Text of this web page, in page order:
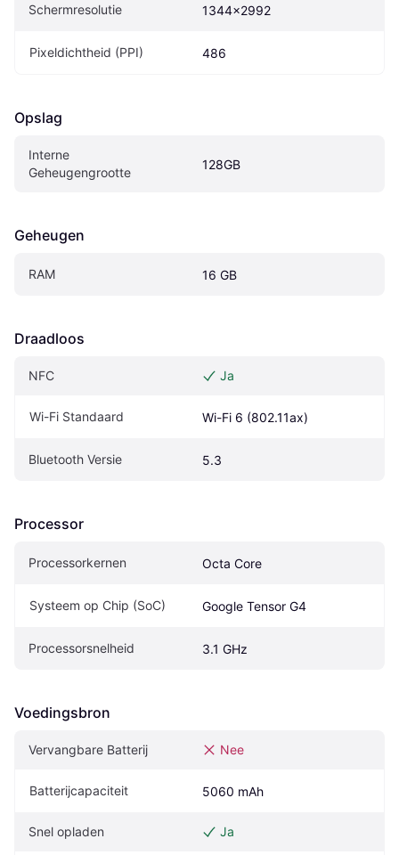
Schermresolutie 1344x2992
Pixeldichtheid (PPI) 486
Opslag
Interne
Geheugengrootte
128GB
Geheugen
RAM 16 GB
Draadloos
NFC Ja
Wi-Fi Standaard Wi-Fi 6 (802.11ax)
Bluetooth Versie 5.3
Processor
Processorkernen Octa Core
Systeem op Chip (SoC) Google Tensor G4
Processorsnelheid 3.1 GHz
Voedingsbron
Vervangbare Batterij Nee
Batterijcapaciteit 5060 mAh
Snel opladen Ja